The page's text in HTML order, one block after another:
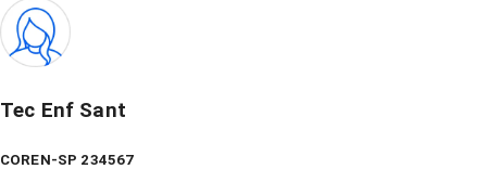
Tec Enf Sant
COREN-SP 234567